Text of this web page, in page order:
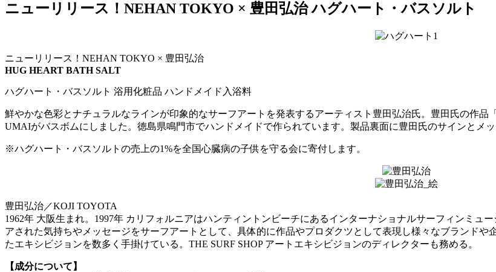
ニューリリース！NEHAN TOKYO × 豊田弘治 ハグハート・バスソルト
ニューリリース！NEHAN TOKYO × 豊田弘治
HUG HEART BATH SALT
ハグハート・バスソルト 浴用化粧品 ハンドメイド入浴料
鮮やかな色彩とナチュラルなラインが印象的なサーフアートを発表するアーティスト豊田弘治氏。豊田氏の作品
UMAIがバスボムにしました。徳島県鳴門市でハンドメイドで作られています。製品裏面に豊田氏のサインとメッ
※ハグハート・バスソルトの売上の1%を全国心臓病の子供を守る会に寄付します。
豊田弘治／KOJI TOYOTA
1962年 大阪生まれ。1997年 カリフォルニアはハンティントンビーチにあるインターナショナルサーフィンミュ
アされた気持ちやメッセージをサーフアートとして、具体的に作品やプロダクツとして表現し様々なブランド
たエキシビジョンを数多く手掛けている。THE SURF SHOP アートエキシビジョンのディレクターも務める。
【成分について】